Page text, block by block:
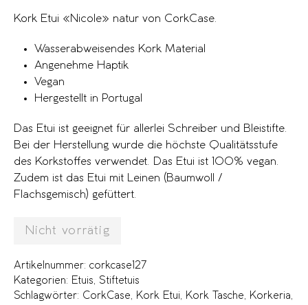
Kork Etui «Nicole» natur von CorkCase.
Wasserabweisendes Kork Material
Angenehme Haptik
Vegan
Hergestellt in Portugal
Das Etui ist geeignet für allerlei Schreiber und Bleistifte.
Bei der Herstellung wurde die höchste Qualitätsstufe
des Korkstoffes verwendet. Das Etui ist 100% vegan.
Zudem ist das Etui mit Leinen (Baumwoll /
Flachsgemisch) gefüttert.
Nicht vorrätig
Artikelnummer: corkcase127
Kategorien: Etuis
Stiftetuis
Schlagwörter: CorkCase Kork Etui Kork Tasche Korkeria